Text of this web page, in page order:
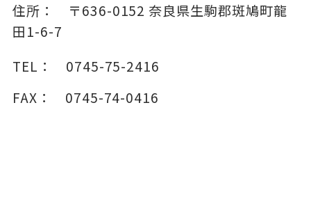
住所： 〒636-0152 奈良県生駒郡斑鳩町龍
田1-6-7
TEL：
0745-75-2416
FAX：
0745-74-0416